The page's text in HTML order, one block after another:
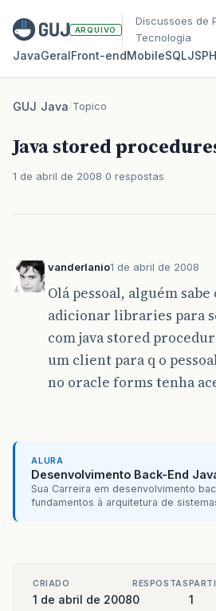
ARQUIVO
Discussoes de
Tecnologia
JavaGeralFront‑endMobileSQLJS
GUJ/Java/Topico
Java stored
1 de abril de 2008 0 respostas
vanderlanio1 de abril de 2008
Olá pessoal, alguém
adicionar libraries para
com java stored
um client para q o
no oracle forms tenha
ALURA
Desenvolvimento Back-End
Sua Carreira em desenvolvimento
fundamentos à arquitetura de
CRIADO
1 de abril de 2008
RESPOSTAS
0 1